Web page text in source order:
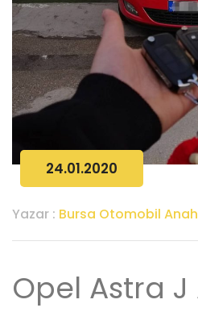
24.01.2020
Yazar : Bursa Otomobil
Opel Astra